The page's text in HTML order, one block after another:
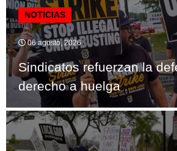
NOTICIAS
06 agosto, 2026
Sindicatos refuerzan la
derecho a huelga